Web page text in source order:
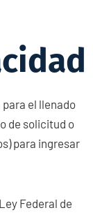
el llenado
de solicitud o
para ingresar
Federal de